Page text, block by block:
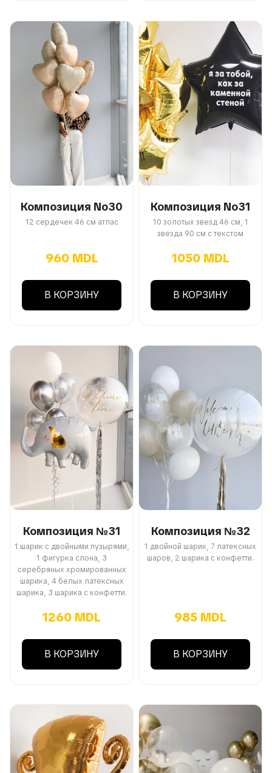
Композиция No30
12 сердечек 46 см атлас
960 MDL
В КОРЗИНУ
Композиция No31
10 золотых звезд 46 см, 1
звезда 90 см с текстом
1050 MDL
В КОРЗИНУ
Композиция №31
1 шарик с двойными пузырями,
1 фигурка слона, 3
серебряных хромированных
шарика, 4 белых латексных
шарика, 3 шарика с конфетти.
1260 MDL
В КОРЗИНУ
Композиция №32
1 двойной шарик, 7 латексных
шаров, 2 шарика с конфетти.
985 MDL
В КОРЗИНУ